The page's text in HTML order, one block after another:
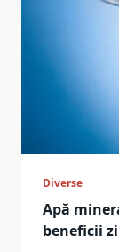
Diverse
Apă
beneficii